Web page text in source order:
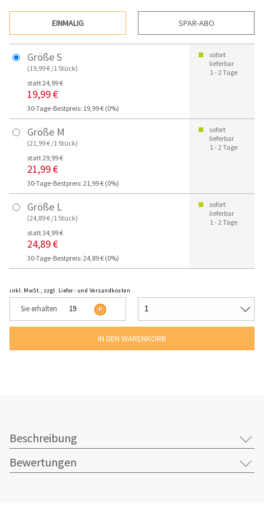
EINMALIG SPAR-ABO
Größe S
(19,99 € /1 Stück)
statt 24,99 €
19,99 €
30-Tage-Bestpreis: 19,99 € (0%)
sofort
lieferbar
1 - 2 Tage
Größe M
(21,99 € /1 Stück)
statt 29,99 €
21,99 €
30-Tage-Bestpreis: 21,99 € (0%)
sofort
lieferbar
1 - 2 Tage
Größe L
(24,89 € /1 Stück)
statt 34,99 €
24,89 €
30-Tage-Bestpreis: 24,89 € (0%)
sofort
lieferbar
1 - 2 Tage
inkl. MwSt., zzgl. Liefer- und Versandkosten
Sie erhalten 19
Beschreibung
Bewertungen